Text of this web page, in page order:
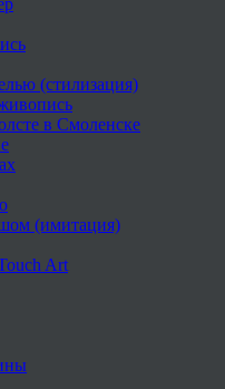
(стилизация)
в Смоленске
(имитация)
Art